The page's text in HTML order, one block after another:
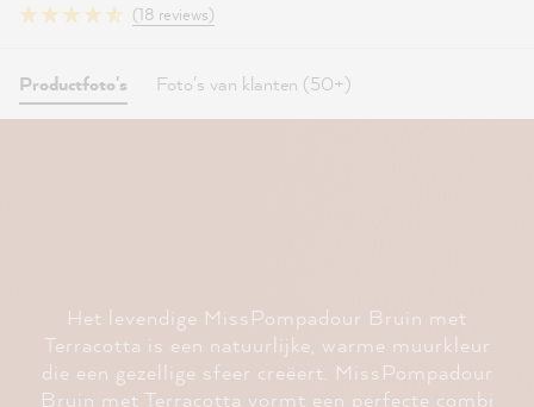
(18 reviews)
Productfoto's Foto's van klanten (50+)
Het levendige MissPompadour Bruin met
Terracotta is een natuurlijke, warme muurkleur
die een gezellige sfeer creëert. MissPompadour
Bruin met Terracotta vormt een perfecte combi